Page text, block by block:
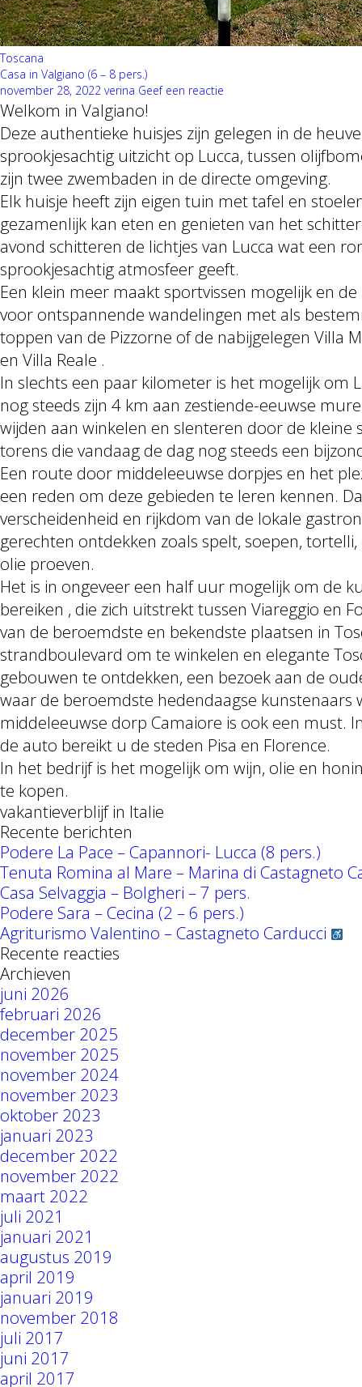
Toscana
Casa in Valgiano (6 – 8 pers.)
november 28, 2022 verina Geef een reactie
Welkom in Valgiano!
Deze authentieke huisjes zijn gelegen in de
sprookjesachtig uitzicht op Lucca, tussen
zijn twee zwembaden in de directe omgeving.
Elk huisje heeft zijn eigen tuin met tafel en
gezamenlijk kan eten en genieten van het
avond schitteren de lichtjes van Lucca wat een
sprookjesachtig atmosfeer geeft.
Een klein meer maakt sportvissen mogelijk en
voor ontspannende wandelingen met als
toppen van de Pizzorne of de nabijgelegen Villa
en Villa Reale .
In slechts een paar kilometer is het mogelijk om
nog steeds zijn 4 km aan zestiende-eeuwse
wijden aan winkelen en slenteren door de kleine
torens die vandaag de dag nog steeds een
Een route door middeleeuwse dorpjes en het
een reden om deze gebieden te leren kennen.
verscheidenheid en rijkdom van de lokale
gerechten ontdekken zoals spelt, soepen,
olie proeven.
Het is in ongeveer een half uur mogelijk om de
bereiken , die zich uitstrekt tussen Viareggio en
van de beroemdste en bekendste plaatsen in
strandboulevard om te winkelen en elegante
gebouwen te ontdekken, een bezoek aan de
waar de beroemdste hedendaagse kunstenaars
middeleeuwse dorp Camaiore is ook een must.
de auto bereikt u de steden Pisa en Florence.
In het bedrijf is het mogelijk om wijn, olie en
te kopen.
vakantieverblijf in Italie
Recente berichten
Podere La Pace – Capannori- Lucca (8 pers.)
Tenuta Romina al Mare – Marina di Castagneto
Casa Selvaggia – Bolgheri – 7 pers.
Podere Sara – Cecina (2 – 6 pers.)
Agriturismo Valentino – Castagneto Carducci
Recente reacties
Archieven
juni 2026
februari 2026
december 2025
november 2025
november 2024
november 2023
oktober 2023
januari 2023
december 2022
november 2022
maart 2022
juli 2021
januari 2021
augustus 2019
april 2019
januari 2019
november 2018
juli 2017
juni 2017
april 2017